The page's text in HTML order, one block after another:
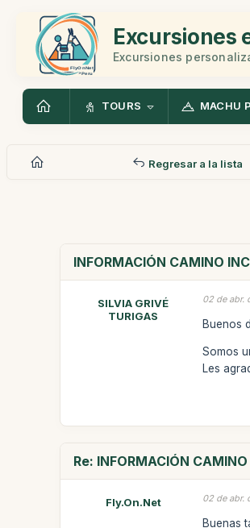
Excursiones
Excursiones
TOURS MACHU
Regresar a la lista
INFORMACIÓN CAMINO
SILVIA GRIVÉ
TURIGAS
02 de abr.
Buenos
Somos
Les
Re: INFORMACIÓN
Fly.On.Net 02 de abr.
Buenas